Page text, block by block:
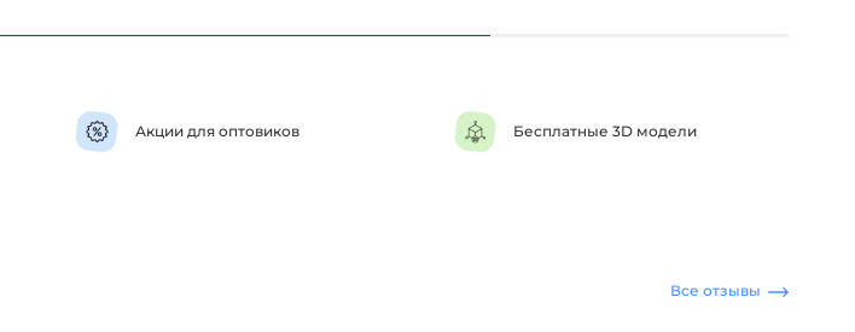
Акции для оптовиков Бесплатные 3D модели
Все отзывы